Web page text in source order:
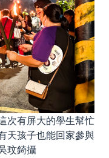
次有屏大的學生幫忙
天孩子也能回家參與
玟錡攝